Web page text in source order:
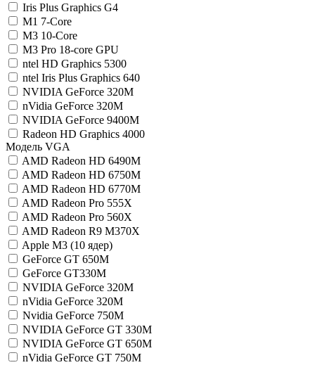
Iris Plus Graphics G4
M1 7-Core
M3 10-Core
M3 Pro 18-core GPU
ntel HD Graphics 5300
ntel Iris Plus Graphics 640
NVIDIA GeForce 320M
nVidia GeForce 320M
NVIDIA GeForce 9400M
Radeon HD Graphics 4000
Модель VGA
AMD Radeon HD 6490M
AMD Radeon HD 6750M
AMD Radeon HD 6770M
AMD Radeon Pro 555X
AMD Radeon Pro 560X
AMD Radeon R9 M370X
Apple M3 (10 ядер)
GeForce GT 650M
GeForce GT330M
NVIDIA GeForce 320M
nVidia GeForce 320M
Nvidia GeForce 750M
NVIDIA GeForce GT 330M
NVIDIA GeForce GT 650M
nVidia GeForce GT 750M